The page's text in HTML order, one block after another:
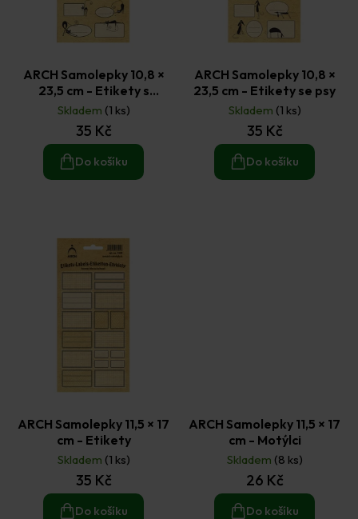
ARCH Samolepky 10,8 ×
23,5 cm - Etikety s
kočkami
Skladem (1 ks)
35 Kč
Do košíku
ARCH Samolepky 10,8 ×
23,5 cm - Etikety se psy
Skladem (1 ks)
35 Kč
Do košíku
ARCH Samolepky 11,5 × 17
cm - Etikety
Skladem (1 ks)
35 Kč
Do košíku
ARCH Samolepky 11,5 × 17
cm - Motýlci
Skladem (8 ks)
26 Kč
Do košíku